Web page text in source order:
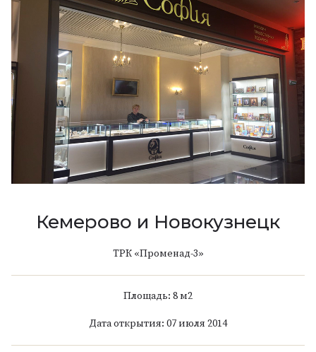
Кемерово и Новокузнецк
ТРК «Променад-3»
Площадь: 8 м2
Дата открытия: 07 июля 2014